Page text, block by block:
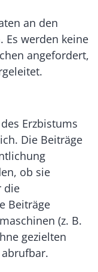
an den
werden keine
angefordert,
Erzbistums
Die Beiträge
ob sie
die
Beiträge
(z. B.
gezielten